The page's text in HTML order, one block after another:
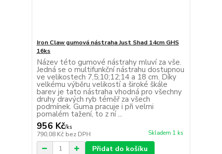
Iron Claw gumová nástraha Just Shad 14cm GHS
16ks
Název této gumové nástrahy mluví za vše.
Jedná se o multifunkční nástrahu dostupnou
ve velikostech 7,5;10;12;14 a 18 cm. Díky
velkému výběru velikostí a široké škále
barev je tato nástraha vhodná pro všechny
druhy dravých ryb téměř za všech
podmínek. Guma pracuje i při velmi
pomalém tažení, to z ní ...
956 Kč/ks
790,08 Kč bez DPH Skladem 1 ks
Přidat do košíku